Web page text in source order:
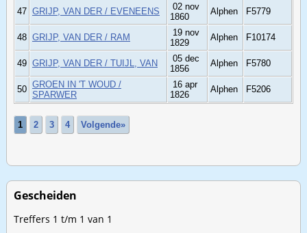
47 GRIJP, VAN DER / EVENEENS
02 nov
1860
Alphen F5779
48 GRIJP, VAN DER / RAM
19 nov
1829
Alphen F10174
49 GRIJP, VAN DER / TUIJL, VAN
05 dec
1856
Alphen F5780
50 GROEN IN 'T WOUD /
SPARWER
16 apr
1826
Alphen F5206
1 2 3 4 Volgende»
Gescheiden
Treffers 1 t/m 1 van 1